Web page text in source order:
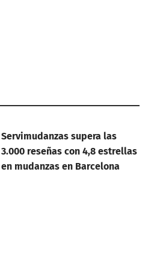
Servimudanzas supera las
3.000 reseñas con 4,8 estrellas
en mudanzas en Barcelona